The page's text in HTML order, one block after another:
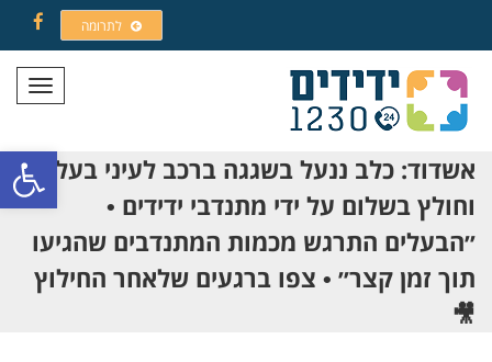
פתח
לתרומה
תפריט
אשדוד: כלב ננעל בשגגה ברכב לעיני בעליו,
וחולץ בשלום על ידי מתנדבי ידידים •
״הבעלים התרגש מכמות המתנדבים שהגיעו
תוך זמן קצר״ • צפו ברגעים שלאחר החילוץ
🎥